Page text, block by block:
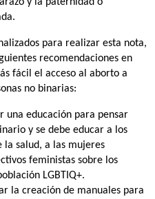
para realizar esta nota,
recomendaciones en
fácil el acceso al aborto a
no binarias:
una educación para pensar
y se debe educar a los
la salud, a las mujeres
feministas sobre los
LGBTIQ+.
la creación de manuales para